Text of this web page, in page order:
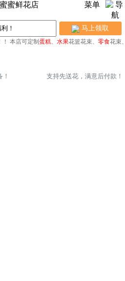
蜜鲜花店 菜单
马上领取
本店可定制蛋糕、 水果花篮花束、 零食花束、
支持先送花，满意后付款！